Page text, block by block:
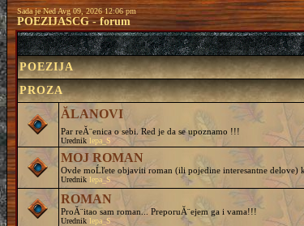
Sada je Ned Avg 09, 2026 12:06 pm
POEZIJASCG - forum
POEZIJA
PROZA
ĂLANOVI
Par reĂ¨enica o sebi. Red je da se upoznamo !!!
Urednik lepa_S
MOJ ROMAN
Ovde moĹľete objaviti roman (ili pojedine interesantne delove)
Urednik lepa_S
ROMAN
ProĂ¨itao sam roman... PreporuĂ¨ejem ga i vama!!!
Urednik lepa_S